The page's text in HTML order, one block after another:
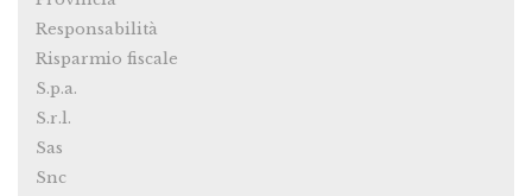
Responsabilità
Risparmio fiscale
S.p.a.
S.r.l.
Sas
Snc